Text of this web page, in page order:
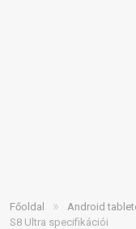
Főoldal » Android
S8 Ultra specifikációi